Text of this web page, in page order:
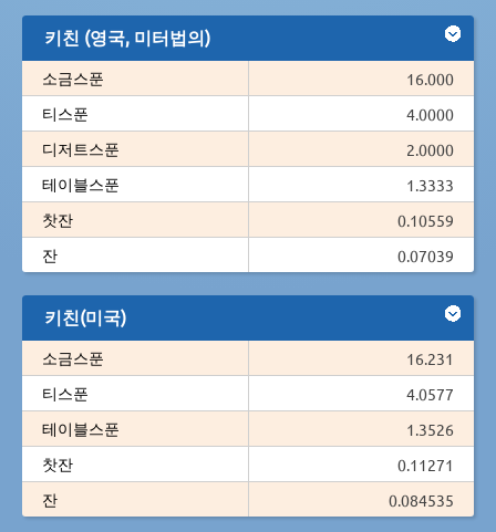
키친 (영국, 미터법의)
소금스푼
16.000
티스푼
4.0000
디저트스푼
2.0000
테이블스푼
1.3333
찻잔
0.10559
잔
0.07039
키친(미국)
소금스푼
16.231
티스푼
4.0577
테이블스푼
1.3526
찻잔
0.11271
잔
0.084535